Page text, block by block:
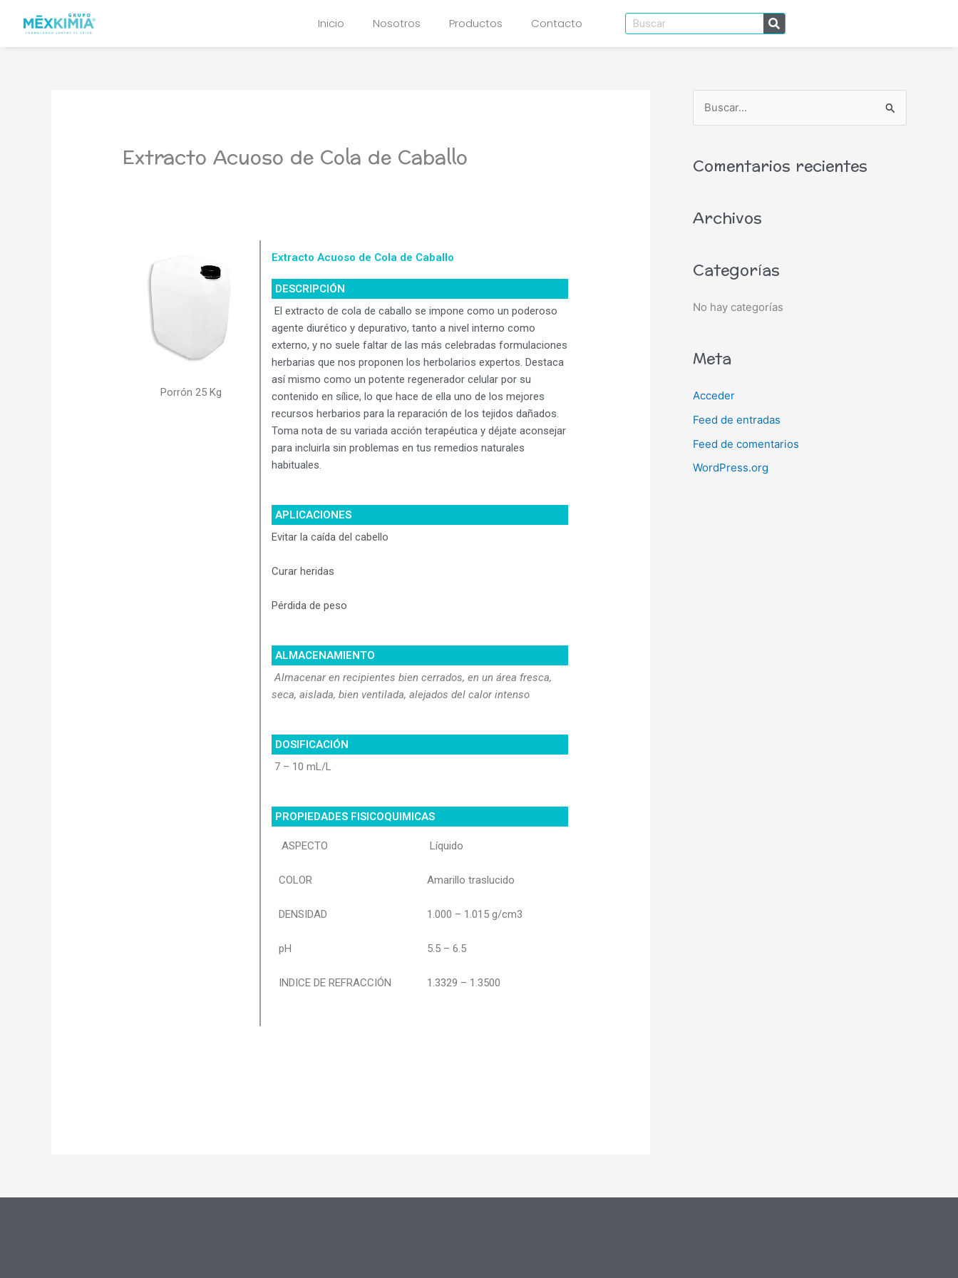
Inicio Nosotros Productos Contacto Buscar
Extracto Acuoso de Cola de Caballo
Porrón 25 Kg
Extracto Acuoso de Cola de Caballo
DESCRIPCIÓN
El extracto de cola de caballo se impone como un poderoso
agente diurético y depurativo, tanto a nivel interno como
externo, y no suele faltar de las más celebradas formulaciones
herbarias que nos proponen los herbolarios expertos. Destaca
así mismo como un potente regenerador celular por su
contenido en sílice, lo que hace de ella uno de los mejores
recursos herbarios para la reparación de los tejidos dañados.
Toma nota de su variada acción terapéutica y déjate aconsejar
para incluirla sin problemas en tus remedios naturales
habituales.
APLICACIONES
Evitar la caída del cabello
Curar heridas
Pérdida de peso
ALMACENAMIENTO
Almacenar en recipientes bien cerrados, en un área fresca,
seca, aislada, bien ventilada, alejados del calor intenso
DOSIFICACIÓN
7 – 10 mL/L
PROPIEDADES FISICOQUIMICAS
ASPECTO
COLOR
DENSIDAD
pH
INDICE DE REFRACCIÓN
Líquido
Amarillo traslucido
1.000 – 1.015 g/cm3
5.5 – 6.5
1.3329 – 1.3500
c
r
:
Comentarios recientes
Archivos
Categorías
No hay categorías
Meta
Acceder
Feed de entradas
Feed de comentarios
WordPress.org